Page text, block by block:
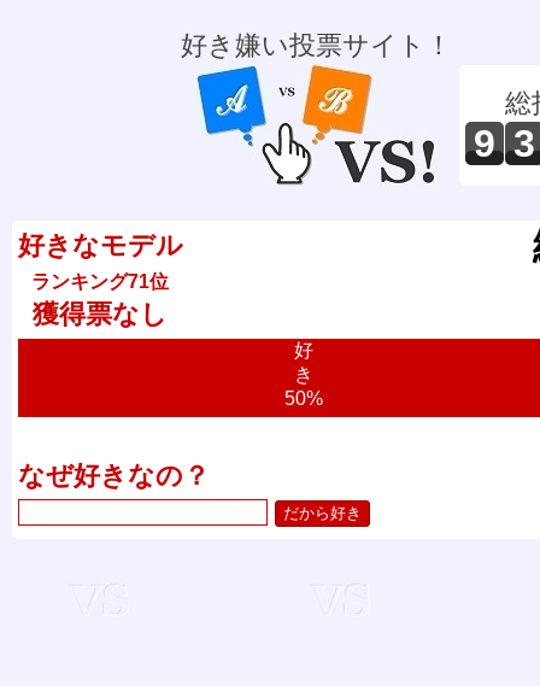
好き嫌い投票サイト！
総
9 3
好きなモデル
ランキング71位
獲得票なし
好
き
50%
なぜ好きなの？